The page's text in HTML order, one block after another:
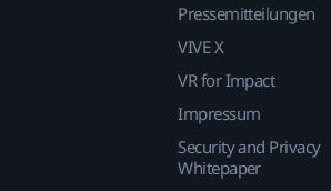
Pressemitteilungen
VIVE X
VR for Impact
Impressum
Security and Privacy
Whitepaper